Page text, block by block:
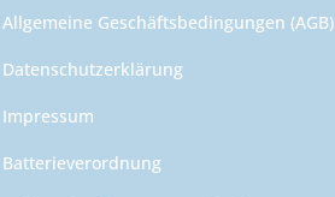
Allgemeine Geschäftsbedingungen (AGB)
Datenschutzerklärung
Impressum
Batterieverordnung